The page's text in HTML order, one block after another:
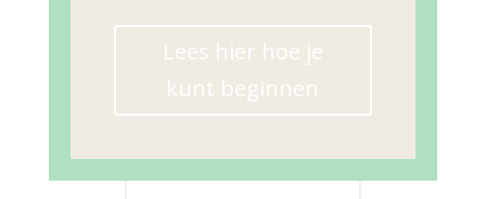
Lees hier hoe je
kunt beginnen